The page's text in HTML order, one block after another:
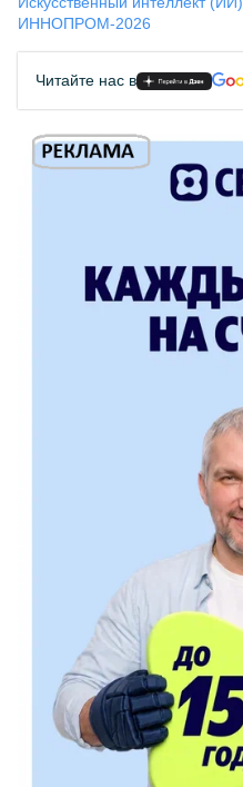
ИННОПРОМ-2026
Читайте нас в